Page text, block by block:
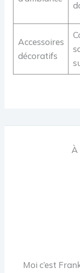
Accessoires
décoratifs
À
Moi c’est